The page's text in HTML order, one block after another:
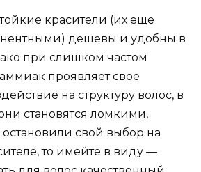
красители (их еще
дешевы и удобны в
при слишком частом
проявляет свое
на структуру волос, в
становятся ломкими,
свой выбор на
то имейте в виду —